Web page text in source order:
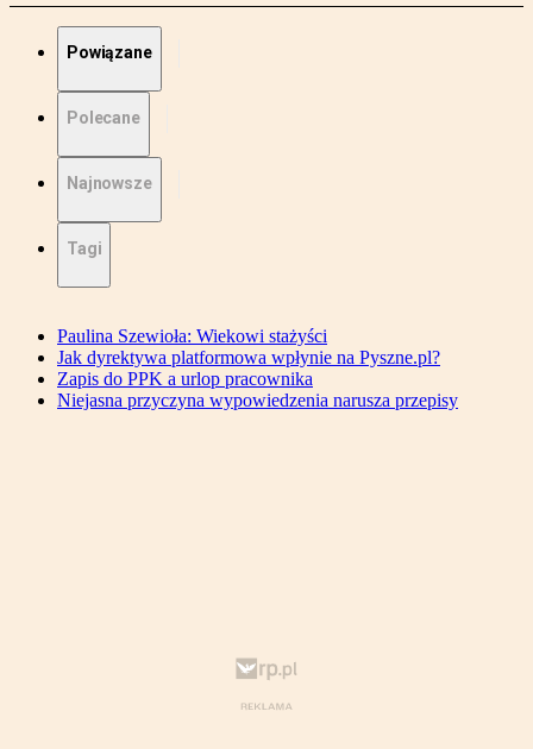
Powiązane
Polecane
Najnowsze
Tagi
Paulina Szewioła: Wiekowi stażyści
Jak dyrektywa platformowa wpłynie na Pyszne.pl?
Zapis do PPK a urlop pracownika
Niejasna przyczyna wypowiedzenia narusza przepisy